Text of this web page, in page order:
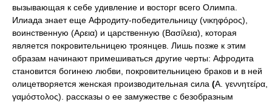
вызывающая к себе удивление и восторг всего Олимпа.
Илиада знает еще Афродиту-победительницу (νικηφόρος),
воинственную (Αρεια) и царственную (Βασίλεια), которая
является покровительницею троянцев. Лишь позже к этим
образам начинают примешиваться другие черты: Афродита
становится богинею любви, покровительницею браков и в ней
олицетворяется женская производительная сила (Α. γεννητείρα,
γαμόστολος). рассказы о ее замужестве с безобразным